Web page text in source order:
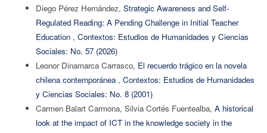
Diego Pérez Hernández, Strategic Awareness and Self-
Regulated Reading: A Pending Challenge in Initial Teacher
Education , Contextos: Estudios de Humanidades y Ciencias
Sociales: No. 57 (2026)
Leonor Dinamarca Carrasco, El recuerdo trágico en la novela
chilena contemporánea , Contextos: Estudios de Humanidades
y Ciencias Sociales: No. 8 (2001)
Carmen Balart Carmona, Silvia Cortés Fuentealba, A historical
look at the impact of ICT in the knowledge society in the